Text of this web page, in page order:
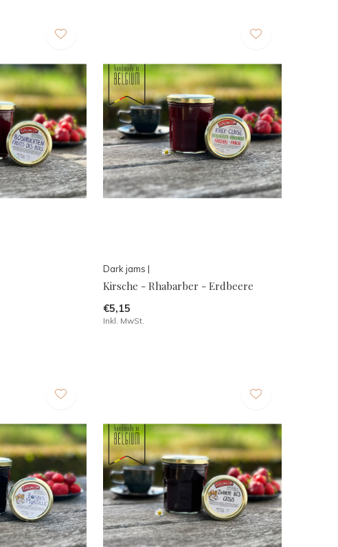
Dark jams |
Kirsche - Rhabarber - Erdbeere
€5,15
Inkl. MwSt.